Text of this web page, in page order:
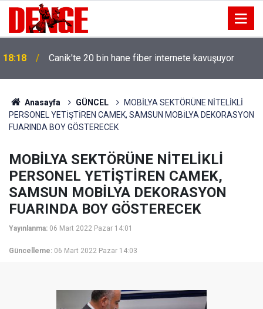
18:18 Canik'te 20 bin hane fiber internete kavuşuyor
Anasayfa GÜNCEL
MOBİLYA SEKTÖRÜNE NİTELİKLİ
PERSONEL YETİŞTİREN CAMEK, SAMSUN MOBİLYA DEKORASYON
FUARINDA BOY GÖSTERECEK
MOBİLYA SEKTÖRÜNE NİTELİKLİ
PERSONEL YETİŞTİREN CAMEK,
SAMSUN MOBİLYA DEKORASYON
FUARINDA BOY GÖSTERECEK
Yayınlanma: 06 Mart 2022 Pazar 14:01
Güncelleme: 06 Mart 2022 Pazar 14:03